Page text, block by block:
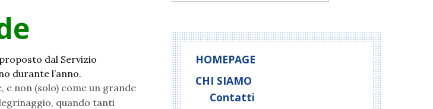
dal Servizio
durante l’anno.
non (solo) come un grande
quando tanti
HOMEPAGE
CHI SIAMO
Contatti